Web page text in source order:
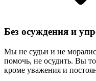
Без осуждения и
Мы не судьи и не
помочь, не осудить. Вы
кроме уважения и